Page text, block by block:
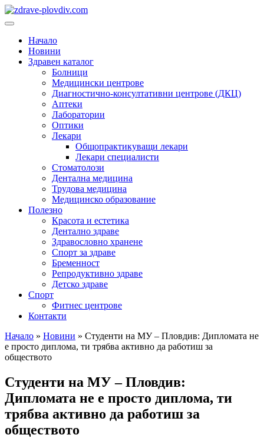
Преминете
към
Основно
Начало
Новини
Здравен каталог
Болници
Медицински центрове
Диагностично-консултативни центрове (ДКЦ)
Аптеки
Лаборатории
Оптики
Лекари
Общопрактикуващи лекари
Лекари специалисти
Стоматолози
Дентална медицина
Трудова медицина
Медицинско образование
Полезно
Красота и естетика
Дентално здраве
Здравословно хранене
Спорт за здраве
Бременност
Репродуктивно здраве
Детско здраве
Спорт
Фитнес центрове
Контакти
Начало » Новини » Студенти на МУ – Пловдив: Дипломата не
е просто диплома, ти трябва активно да работиш за
обществото
Студенти на МУ – Пловдив:
Дипломата не е просто диплома, ти
трябва активно да работиш за
обществото